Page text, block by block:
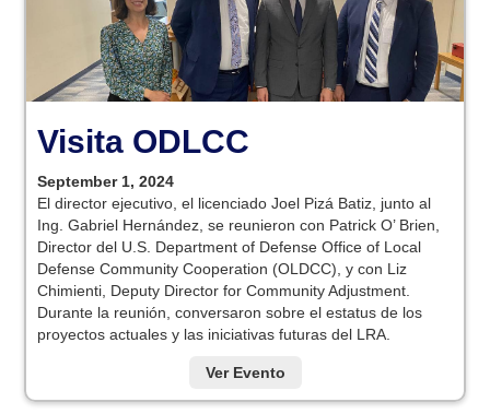
Visita ODLCC
September 1, 2024
El director ejecutivo, el licenciado Joel Pizá Batiz, junto al
Ing. Gabriel Hernández, se reunieron con Patrick O’ Brien,
Director del U.S. Department of Defense Office of Local
Defense Community Cooperation (OLDCC), y con Liz
Chimienti, Deputy Director for Community Adjustment.
Durante la reunión, conversaron sobre el estatus de los
proyectos actuales y las iniciativas futuras del LRA.
Ver Evento